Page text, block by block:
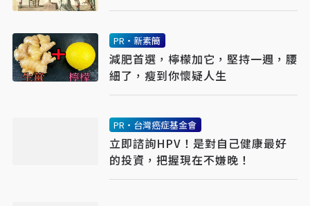
PR・新素簡
減肥首選，檸檬加它，堅持一週，腰
細了，瘦到你懷疑人生
PR・台灣癌症基金會
立即諮詢HPV！是對自己健康最好
的投資，把握現在不嫌晚！